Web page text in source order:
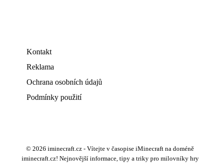
Kontakt
Reklama
Ochrana osobních údajů
Podmínky použití
© 2026 iminecraft.cz - Vítejte v časopise iMinecraft na doméně
iminecraft.cz! Nejnovější informace, tipy a triky pro milovníky hry